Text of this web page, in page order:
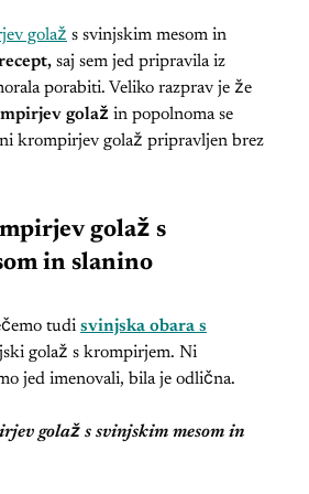
golaž s svinjskim mesom in
saj sem jed pripravila iz
porabiti. Veliko razprav je že
golaž in popolnoma se
krompirjev golaž pripravljen brez
golaž s
in slanino
tudi svinjska obara s
golaž s krompirjem. Ni
jed imenovali, bila je odlična.
golaž s svinjskim mesom in